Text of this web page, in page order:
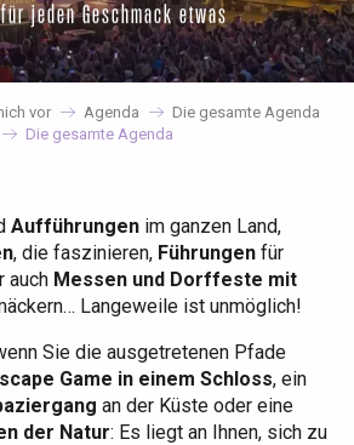
jeden Geschmack etwas
vor Agenda
Die gesamte Agenda
Die gesamte Agenda
Aufführungenim ganzen Land,
, die faszinieren, Führungen für
auch Messen und Dorffeste mit
Langeweile ist unmöglich!
Sie die ausgetretenen Pfade
Game in einem Schloss, ein
an der Küste oder eine
der Natur: Es liegt an Ihnen, sich zu